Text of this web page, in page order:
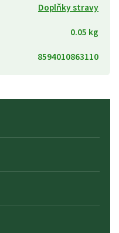
Doplňky stravy
0.05 kg
8594010863110